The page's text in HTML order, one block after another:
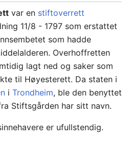
var en stiftoverrett
11/8 - 1797 som erstattet
som hadde
Overhoffretten
lagt ned og saker som
til Høyesterett. Da staten i
i Trondheim, ble den benyttet
Stiftsgården har sitt navn.
er ufullstendig.